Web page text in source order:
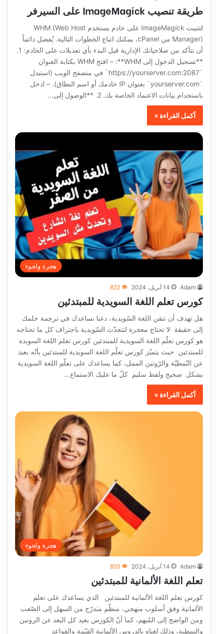
طريقة تنصيب ImageMagick على السيرفر
لتثبيت ImageMagick على خادم يستخدم WHM (Web Host
Manager) من cPanel، يمكنك اتباع الخطوات التالية. يُفضل دائماً
أن تتأكد من صلاحياتك الإدارية قبل البدء بأي تعديلات على الخادم: 1.
**تسجيل الدخول إلى WHM**: – افتح WHM بكتابة العنوان
`https://yourserver.com:2087` في متصفح الويب (استبدل
`yourserver.com` بعنوان IP خادمك أو اسم النطاق). – ادخل
باستخدام بيانات الاعتماد الخاصة بك. 2. **الوصول إلى…
أكمل القراءة »
هجرة ولجوء
Adam 14 أبريل، 2024 822
كورس تعلم اللغة السويدية للمبتدئين
هل تهدف أن تتقن اللغة السّويدية، دعنا نساعدك في ترجمة حلمك
إلى حقيقة لا تحتاج معجزة لتتحدّث السّويدية باحتراف كل ما تحتاجه
هو كورس تعلّم اللغة السويدية للمبتدئين كورس تعلم اللغة السويدة
للمبتدئين حيث يتميّز كورس تعلّم اللغة السويدية للمبتدئين بأنّه بعيد
عن النّمطيّة والرّوتين الممل، كما يساعدك على تعلّم اللغة السويدية
بشكل صحيح ولفظ سليم كلّ ما عليك الاستماع…
أكمل القراءة »
هجرة ولجوء
Adam 14 أبريل، 2024 855
تعلم اللغة الألمانية للمبتدئين
كورس تعلم اللغة الألمانية للمبتدئين الذي يساعدك على تعلم
الألمانية وفق أسلوب منهجي، منظّم متدرّج من السهل إلى الصّعب
ومن الواضح إلى المُبهم، كما أنّ الكورس بعيد كل البعد عن الروتين
والنمطية، وذلك لغناه بالدروس الألمانية القيّمة والقواعد